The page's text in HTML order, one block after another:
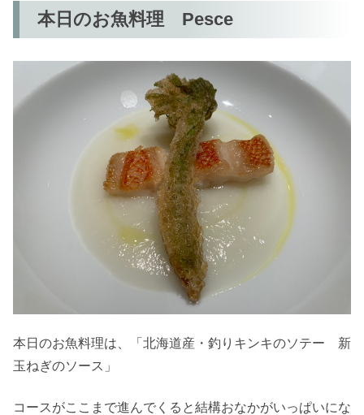
本日のお魚料理 Pesce
本日のお魚料理は、「北海道産・釣りキンキのソテー 新
玉ねぎのソース」
コースがここまで進んでくると結構おなかがいっぱいにな